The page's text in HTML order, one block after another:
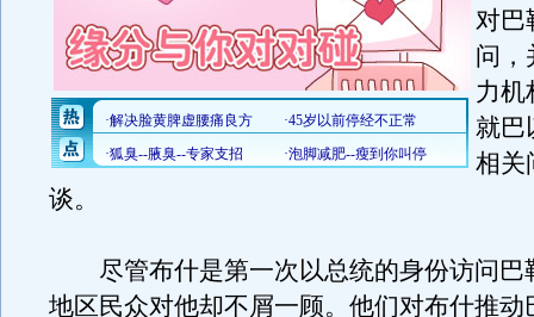
对巴
问，
力机
就巴
相关
谈。
尽管布什是第一次以总统的身份访问巴
地区民众对他却不屑一顾。他们对布什推动